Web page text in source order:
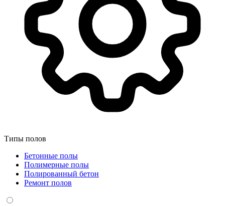
Типы полов
Бетонные полы
Полимерные полы
Полированный бетон
Ремонт полов